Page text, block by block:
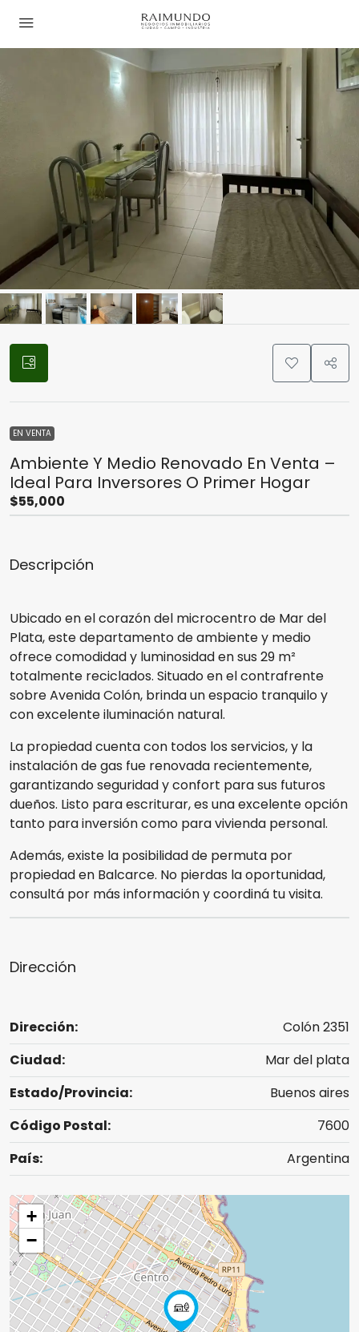
EN VENTA
Ambiente Y Medio Renovado En Venta –
Ideal Para Inversores O Primer Hogar
$55,000
Descripción
Ubicado en el corazón del microcentro de Mar del
Plata, este departamento de ambiente y medio
ofrece comodidad y luminosidad en sus 29 m²
totalmente reciclados. Situado en el contrafrente
sobre Avenida Colón, brinda un espacio tranquilo y
con excelente iluminación natural.
La propiedad cuenta con todos los servicios, y la
instalación de gas fue renovada recientemente,
garantizando seguridad y confort para sus futuros
dueños. Listo para escriturar, es una excelente opción
tanto para inversión como para vivienda personal.
Además, existe la posibilidad de permuta por
propiedad en Balcarce. No pierdas la oportunidad,
consultá por más información y coordiná tu visita.
Dirección
Dirección:
Colón 2351
Ciudad:
Mar del plata
Estado/Provincia:
Buenos aires
Código Postal:
7600
País:
Argentina
+
−